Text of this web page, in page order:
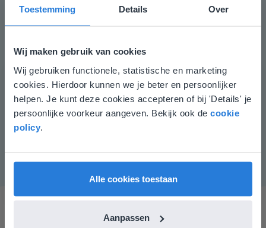
Toestemming Details Over
Wij maken gebruik van cookies
Wij gebruiken functionele, statistische en marketing
cookies. Hierdoor kunnen we je beter en persoonlijker
helpen. Je kunt deze cookies accepteren of bij 'Details' je
persoonlijke voorkeur aangeven. Bekijk ook de cookie
policy
Alle cookies toestaan
Aanpassen
Leerlingen die moeite hebben met het aftrekken van
geldbedragen tot en met 1000 euro, kunnen
geldbedrag neerleggen tot en met 1000 euro. Haal een
aantal briefjes of muntgeld weg en vraag hoeveel geld
er nog ligt.
Instructiemateriaal
Een geldbakje met muntstukken van 1 en 2 euro en
briefgeld van 5, 10, 20, 50, 100, 200 en 500 euro.
Deze website komt niet
overeen met je locatie
Gezien je locatie, denken we dat je misschien
liever naar de website voor English gaat. Hier
English
Vlaanderen